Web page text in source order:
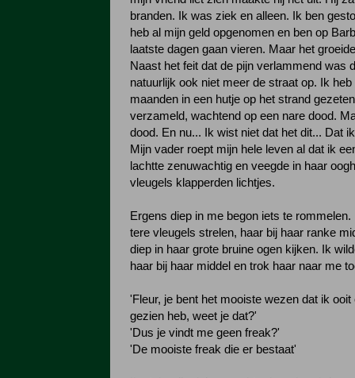
branden. Ik was ziek en alleen. Ik ben
heb al mijn geld opgenomen en ben op
laatste dagen gaan vieren. Maar het
Naast het feit dat de pijn verlammend was
natuurlijk ook niet meer de straat op. Ik
maanden in een hutje op het strand
verzameld, wachtend op een nare dood.
dood. En nu... Ik wist niet dat het dit... Dat
Mijn vader roept mijn hele leven al dat ik
lachtte zenuwachtig en veegde in haar
vleugels klapperden lichtjes.
Ergens diep in me begon iets te rommelen.
tere vleugels strelen, haar bij haar ranke
diep in haar grote bruine ogen kijken. Ik
haar bij haar middel en trok haar naar me
'Fleur, je bent het mooiste wezen dat ik ooit
gezien heb, weet je dat?'
'Dus je vindt me geen freak?'
'De mooiste freak die er bestaat'